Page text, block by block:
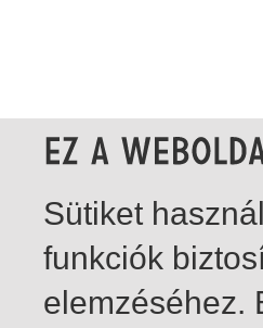
Sütiket
funkciók
elemzéséhez.